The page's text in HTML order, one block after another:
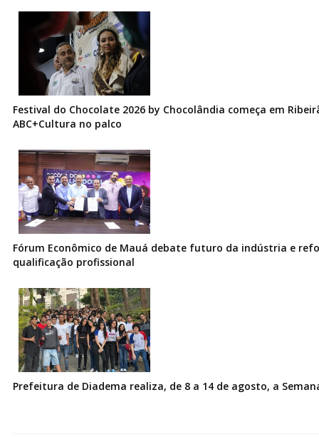
Festival do Chocolate 2026 by Chocolândia começa em
ABC+Cultura no palco
Fórum Econômico de Mauá debate futuro da indústria e
qualificação profissional
Prefeitura de Diadema realiza, de 8 a 14 de agosto, a